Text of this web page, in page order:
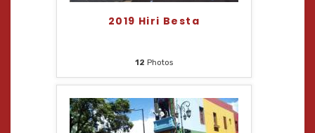
2019 Hiri Besta
12 Photos